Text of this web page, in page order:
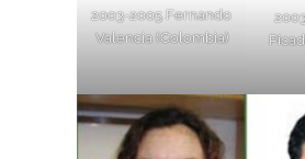
2003-2005 Fernando
Valencia (Colombia)